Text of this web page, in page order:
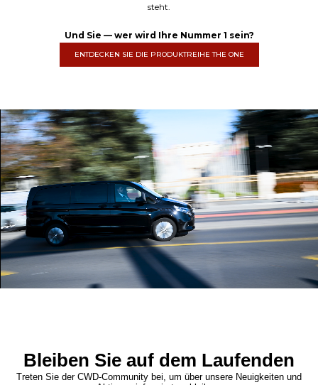
steht.
Und Sie — wer wird Ihre Nummer 1 sein?
ENTDECKEN SIE DIE PRODUKTREIHE THE ONE